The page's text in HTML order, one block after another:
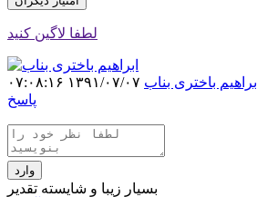
لطفا لاگین کنید
ابراهیم باختری بناب ۱۳۹۱/۰۷/۰۷ ۰۷:۰۸:۱۶
پاسخ
وارد
بسیار زیبا و شایسته تقدیر